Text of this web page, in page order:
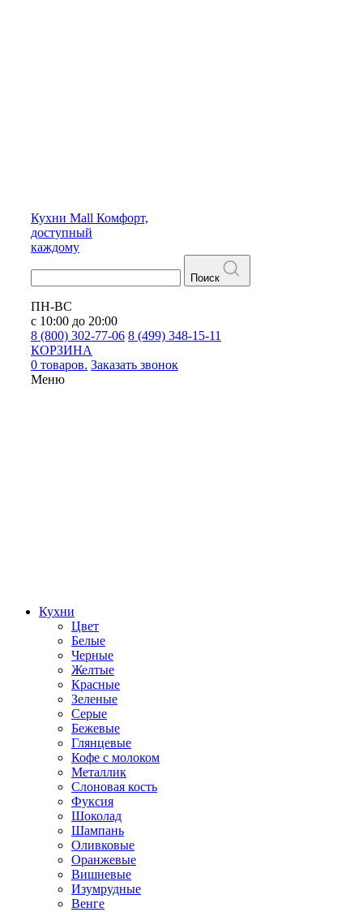
Кухни Mall Комфорт,
доступный
каждому
Поиск
ПН-ВС
с 10:00 до 20:00
8 (800) 302-77-06 8 (499) 348-15-11
КОРЗИНА
0 товаров. Заказать звонок
Меню
Кухни
Цвет
Белые
Черные
Желтые
Красные
Зеленые
Серые
Бежевые
Глянцевые
Кофе с молоком
Металлик
Слоновая кость
Фуксия
Шоколад
Шампань
Оливковые
Оранжевые
Вишневые
Изумрудные
Венге